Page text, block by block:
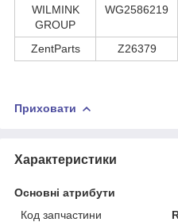
WILMINK
GROUP
WG2586219
ZentParts Z26379
Приховати
Характеристики
Основні атрибути
Код запчастини